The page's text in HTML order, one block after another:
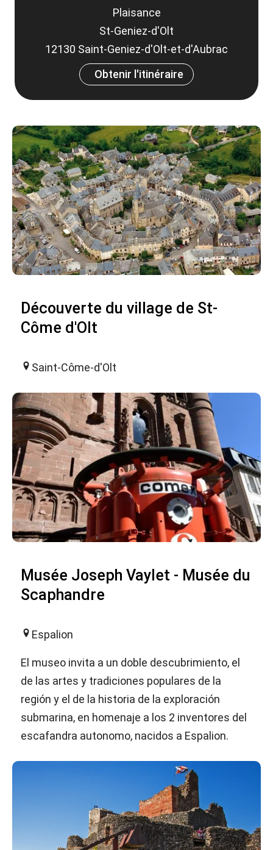
Plaisance
St-Geniez-d'Olt
12130 Saint-Geniez-d'Olt-et-d'Aubrac
Obtenir l'itinéraire
Découverte du village de St-
Côme d'Olt
Saint-Côme-d'Olt
Musée Joseph Vaylet - Musée du
Scaphandre
Espalion
El museo invita a un doble descubrimiento, el
de las artes y tradiciones populares de la
región y el de la historia de la exploración
submarina, en homenaje a los 2 inventores del
escafandra autonomo, nacidos a Espalion.